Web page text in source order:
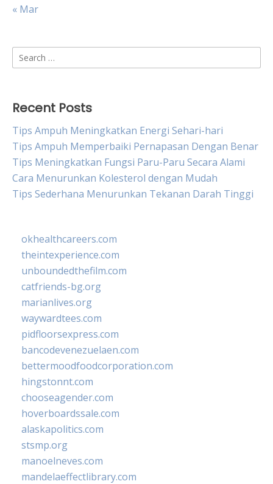
« Mar
Search
for:
Recent Posts
Tips Ampuh Meningkatkan Energi Sehari-hari
Tips Ampuh Memperbaiki Pernapasan Dengan Benar
Tips Meningkatkan Fungsi Paru-Paru Secara Alami
Cara Menurunkan Kolesterol dengan Mudah
Tips Sederhana Menurunkan Tekanan Darah Tinggi
okhealthcareers.com
theintexperience.com
unboundedthefilm.com
catfriends-bg.org
marianlives.org
waywardtees.com
pidfloorsexpress.com
bancodevenezuelaen.com
bettermoodfoodcorporation.com
hingstonnt.com
chooseagender.com
hoverboardssale.com
alaskapolitics.com
stsmp.org
manoelneves.com
mandelaeffectlibrary.com